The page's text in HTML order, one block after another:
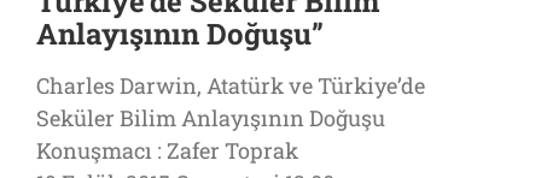
Anlayışının Doğuşu”
Charles Darwin, Atatürk ve Türkiye’de
Seküler Bilim Anlayışının Doğuşu
Konuşmacı : Zafer Toprak